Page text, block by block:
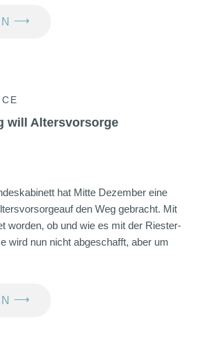
⟶
will Altersvorsorge
hat Mitte Dezember eine
den Weg gebracht. Mit
worden, ob und wie es mit der Riester-
wird nun nicht abgeschafft, aber um
⟶